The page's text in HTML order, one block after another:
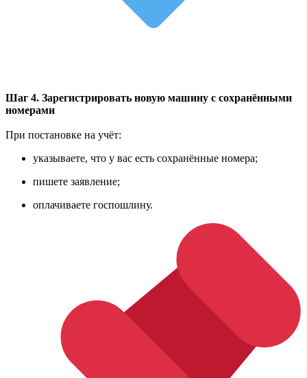
Шаг 4. Зарегистрировать новую машину с сохранёнными
номерами
При постановке на учёт:
указываете, что у вас есть сохранённые номера;
пишете заявление;
оплачиваете госпошлину.